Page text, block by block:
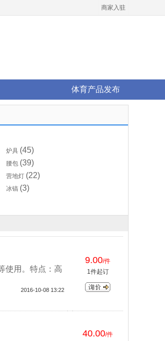
商家入驻
体育产品发布
炉具 (45)
腰包 (39)
营地灯 (22)
冰镐 (3)
使用。特点：高
2016-10-08 13:22
9.00/件
1件起订
40.00/件